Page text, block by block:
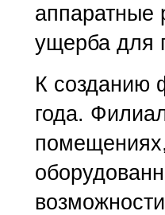
аппаратные
ущерба для
К созданию
года.